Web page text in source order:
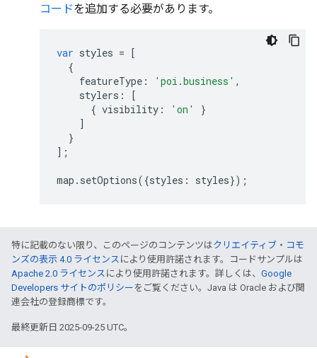
コードを追加する必要があります。
var styles = [
{
featureType : 'poi.business' ,
stylers :
[
{ visibility : 'on'
}
]
}
];
map . setOptions({styles : styles});
特に記載のない限り、このページのコンテンツはクリエイティブ・コモ
ンズの表示 4.0 ライセンス により使用許諾されます。コードサンプルは
Apache 2.0 ライセンス により使用許諾されます。詳しくは、 Google
Developers サイトのポリシー をご覧ください。Java は Oracle および関
連会社の登録商標です。
最終更新日 2025-09-25 UTC。